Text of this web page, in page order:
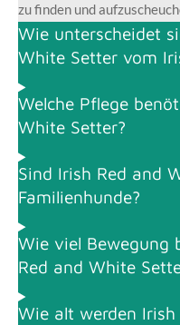
zu finden und
Wie unterscheidet
White Setter vom
Welche Pflege
White Setter?
Sind Irish Red and
Familienhunde?
Wie viel Bewegung
Red and White
Wie alt werden